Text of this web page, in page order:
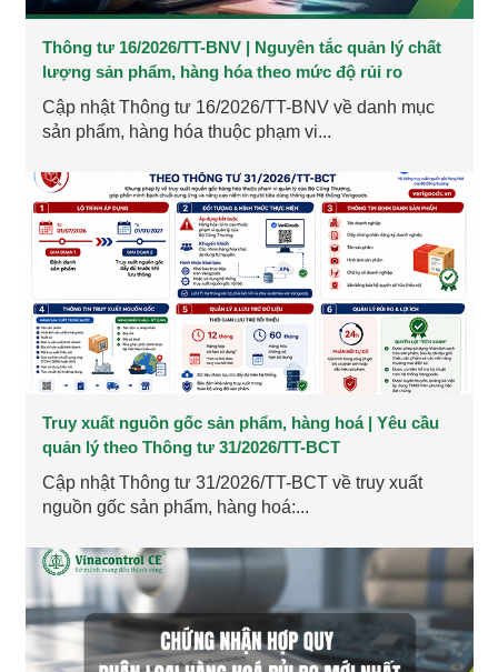
Thông tư 16/2026/TT-BNV | Nguyên tắc quản lý chất
lượng sản phẩm, hàng hóa theo mức độ rủi ro
Cập nhật Thông tư 16/2026/TT-BNV về danh mục
sản phẩm, hàng hóa thuộc phạm vi...
Truy xuất nguồn gốc sản phẩm, hàng hoá | Yêu cầu
quản lý theo Thông tư 31/2026/TT-BCT
Cập nhật Thông tư 31/2026/TT-BCT về truy xuất
nguồn gốc sản phẩm, hàng hoá:...